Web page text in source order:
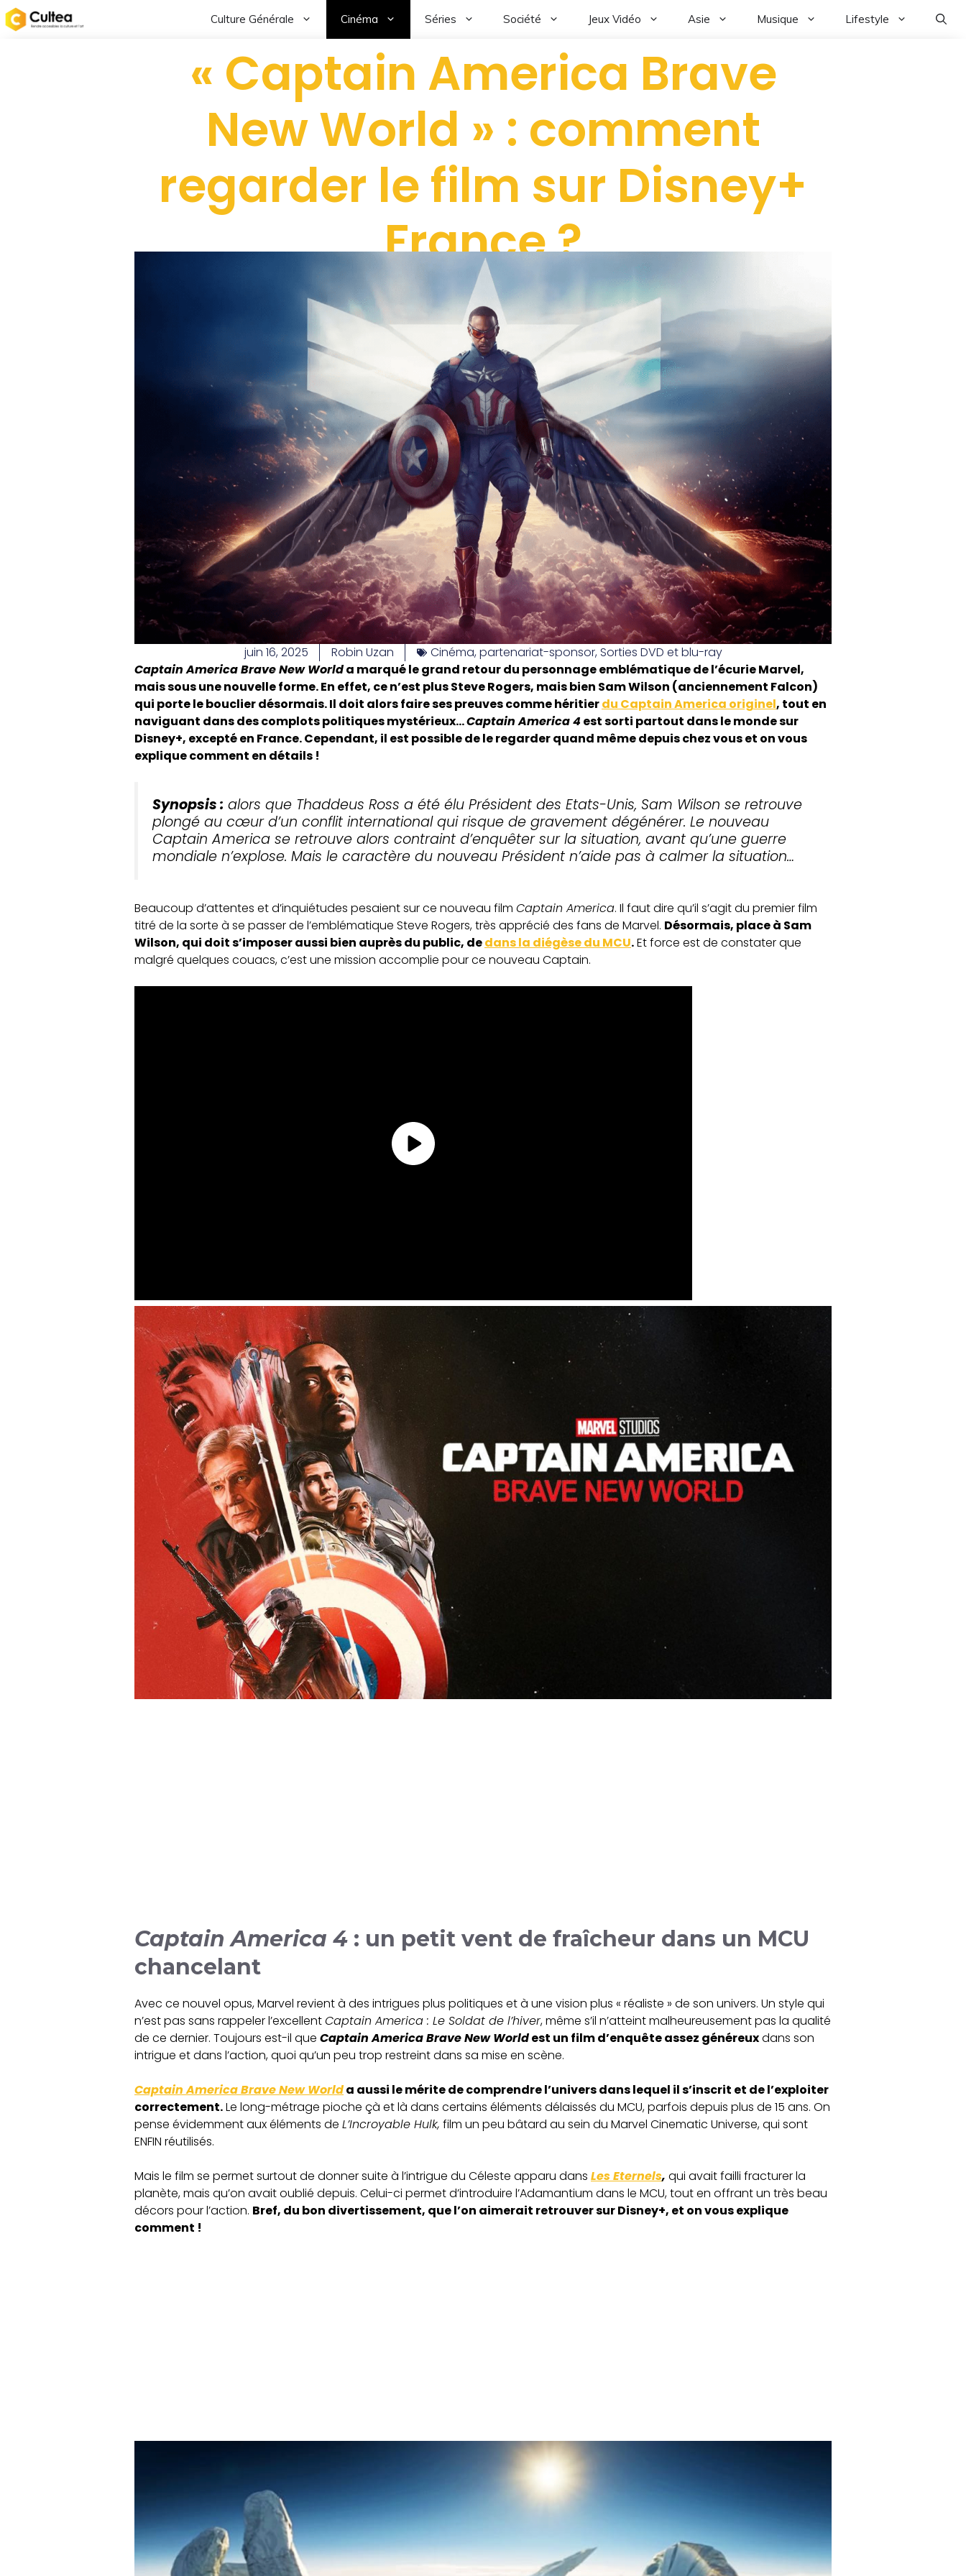
Culture Générale Cinéma Séries Société Jeux Vidéo Asie Musique Lifestyle
« Captain America Brave
New World » : comment
regarder le film sur Disney+
France ?
juin 16, 2025 Robin Uzan Cinéma,partenariat-sponsor,Sorties DVD et blu-ray
Captain America Brave New Worlda marqué le grand retour du personnage emblématique de l’écurie Marvel,
mais sous une nouvelle forme. En effet, ce n’est plus Steve Rogers, mais bien Sam Wilson (anciennement Falcon)
qui porte le bouclier désormais. Il doit alors faire ses preuves comme héritierdu Captain America originel, tout en
naviguant dans des complots politiques mystérieux…Captain America 4 est sorti partout dans le monde sur
Disney+, excepté en France. Cependant, il est possible de le regarder quand même depuis chez vous et on vous
explique comment en détails !
Synopsis : alors que Thaddeus Ross a été élu Président des Etats-Unis, Sam Wilson se retrouve
plongé au cœur d’un conflit international qui risque de gravement dégénérer. Le nouveau
Captain America se retrouve alors contraint d’enquêter sur la situation, avant qu’une guerre
mondiale n’explose. Mais le caractère du nouveau Président n’aide pas à calmer la situation…
Beaucoup d’attentes et d’inquiétudes pesaient sur ce nouveau film Captain America. Il faut dire qu’il s’agit du premier film
titré de la sorte à se passer de l’emblématique Steve Rogers, très apprécié des fans de Marvel. Désormais, place à Sam
Wilson, qui doit s’imposer aussi bien auprès du public, dedans la diégèse du MCU.Et force est de constater que
malgré quelques couacs, c’est une mission accomplie pour ce nouveau Captain.
Captain America 4 : un petit vent de fraîcheur dans un MCU
chancelant
Avec ce nouvel opus, Marvel revient à des intrigues plus politiques et à une vision plus « réaliste » de son univers. Un style qui
n’est pas sans rappeler l’excellentCaptain America : Le Soldat de l’hiver, même s’il n’atteint malheureusement pas la qualité
de ce dernier. Toujours est-il que Captain America Brave New Worldest un film d’enquête assez généreuxdans son
intrigue et dans l’action, quoi qu’un peu trop restreint dans sa mise en scène.
Captain America Brave New Worlda aussi le mérite de comprendre l’univers dans lequel il s’inscrit et de l’exploiter
correctement.Le long-métrage pioche çà et là dans certains éléments délaissés du MCU, parfois depuis plus de 15 ans. On
pense évidemment aux éléments de L’Incroyable Hulk, film un peu bâtard au sein du Marvel Cinematic Universe, qui sont
ENFIN réutilisés.
Mais le film se permet surtout de donner suite à l’intrigue du Céleste apparu dans Les Eternels, qui avait failli fracturer la
planète, mais qu’on avait oublié depuis. Celui-ci permet d’introduire l’Adamantium dans le MCU, tout en offrant un très beau
décors pour l’action. Bref, du bon divertissement, que l’on aimerait retrouver sur Disney+, et on vous explique
comment !